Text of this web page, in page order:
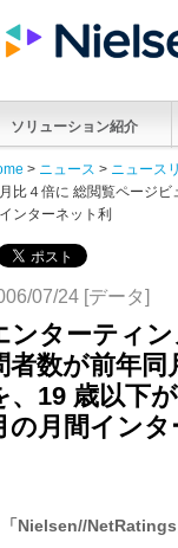
ソリューション紹介
> ニュース > ニュース
比４倍に 総閲覧ページ
ンターネット利
07/24 [データ]
ンターティ
者数が前年
、19 歳以下
の月間インタ
「Nielsen//NetRatings